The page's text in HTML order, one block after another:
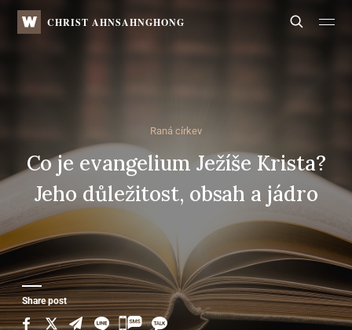
WATVCHRIST AHNSAHNGHONG Search
Raná církev
Co je evangelium Ježíše Krista?
Jeho důležitost, obsah a jádro
Share post
카